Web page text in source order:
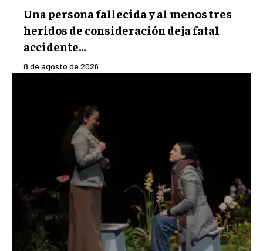
Una persona fallecida y al menos tres
heridos de consideración deja fatal
accidente...
8 de agosto de 2026